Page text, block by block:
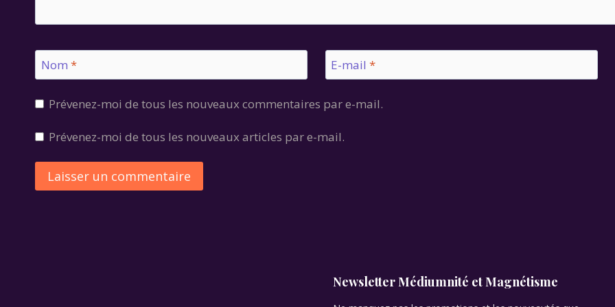
Nom * E-mail *
Prévenez-moi de tous les nouveaux commentaires par e-mail.
Prévenez-moi de tous les nouveaux articles par e-mail.
Newsletter Médiumnité et Magnétisme